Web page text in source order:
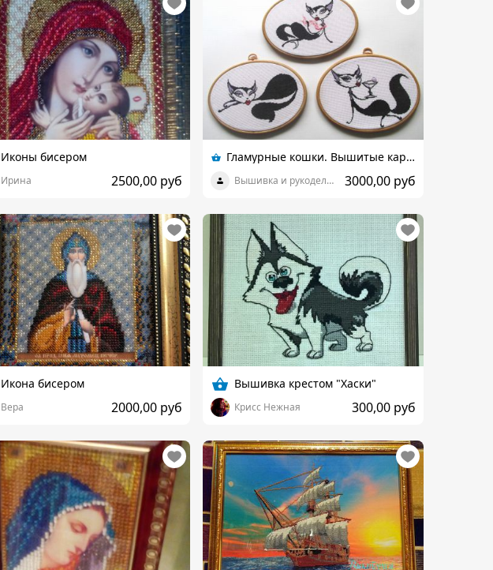
Иконы бисером
Ирина 2500,00 руб
Гламурные кошки. Вышитые картины крестом. Комплект
Вышивка и рукоделия 3000,00 руб
Икона бисером
Вера 2000,00 руб
Вышивка крестом "Хаски"
Крисс Нежная 300,00 руб